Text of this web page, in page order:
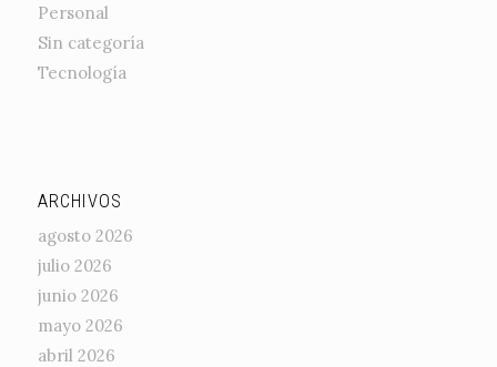
Personal
Sin categoría
Tecnología
ARCHIVOS
agosto 2026
julio 2026
junio 2026
mayo 2026
abril 2026